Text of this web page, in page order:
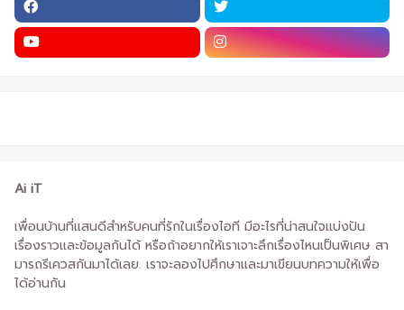
Ai iT
เพื่อนบ้านที่แสนดีสำหรับคนที่รักในเรื่องไอที มีอะไรที่น่าสนใจแบ่งปัน
เรื่องราวและข้อมูลกันได้ หรือถ้าอยากให้เราเจาะลึกเรื่องไหนเป็นพิเศษ สา
มารถรีเควสกันมาได้เลย. เราจะลองไปศึกษาและมาเขียนบทความให้เพื่อ
ได้อ่านกัน